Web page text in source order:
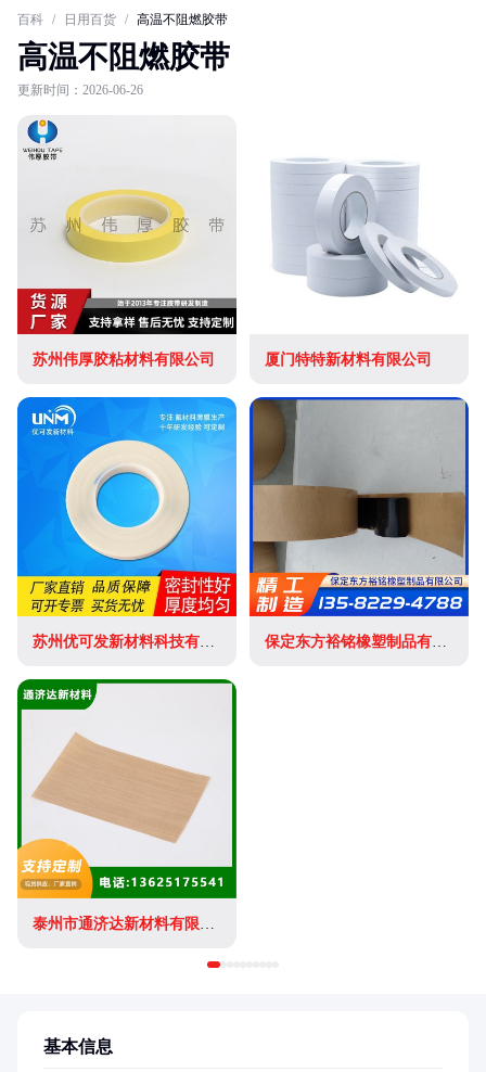
百科 / 日用百货 / 高温不阻燃胶带
高温不阻燃胶带
更新时间：2026-06-26
苏州伟厚胶粘材料有限公司 厦门特特新材料有限公司
苏州优可发新材料科技有限公司 保定东方裕铭橡塑制品有限公司
泰州市通济达新材料有限公司
基本信息